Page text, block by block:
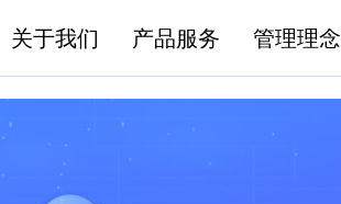
关于我们 产品服务 管理理念